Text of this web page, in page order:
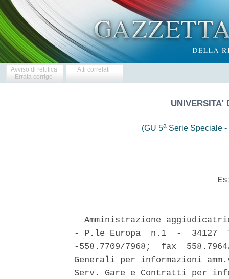
Avviso di rettifica
Errata corrige
Atti correlati
UNIVERSITA'
(GU 5aSerie Speciale -
Amministrazione
- P.le Europa  n.1  -
-558.7709/7968;  fax
Generali per informazioni
Serv. Gare e Contratti per